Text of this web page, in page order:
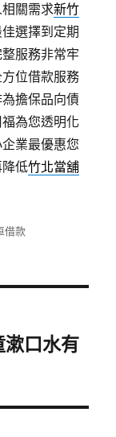
關需求新竹
選擇到定期
服務非常牢
位借款服務
擔保品向債
為您透明化
業最優惠您
低竹北當舖
借款
漱口水有